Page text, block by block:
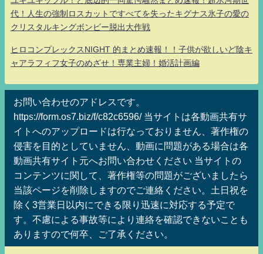
代！人生の強制ロスカットですべてを失ったキグナス氷子の愛の
クリスタルキングボンビー脱出大作戦
ヒロコンプレックスNIGHT 的まとめ速報！！子供が欲しいど陰キ
ャアラフィフ女子のめざせ！専業主婦！婚活計画編
お問い合わせのアドレスです。
https://form.os7.biz/f/c82c6596/ 当サイトは各動画共有サ
イトへのアップロードは行なっておりません、著作権の
侵害を目的としていません、動画に問題がある場合は各
動画共有サイト元へお問い合わせください 当サイトの
コンテンツに関して、著作権等の問題がございましたら
当該ページを削除しますのでご連絡ください。土日祝を
除く3営業日以内にできる限り迅速に対応する予定で
す。不慮による事故等により連絡を確認できないことも
ありますので何卒、ご了承ください。